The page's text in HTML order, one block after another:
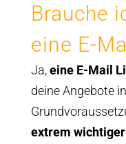
Brauche
eine E-
Ja,eine E-Mail
deine Angebote
extrem